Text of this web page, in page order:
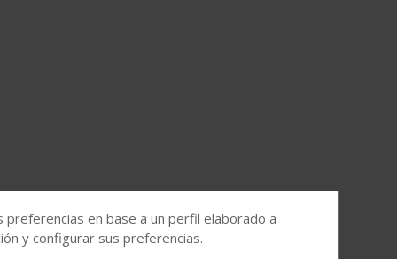
en base a un perfil elaborado a
y configurar sus preferencias.